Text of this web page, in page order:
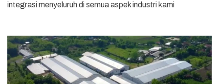
integrasi menyeluruh di semua aspek industri kami